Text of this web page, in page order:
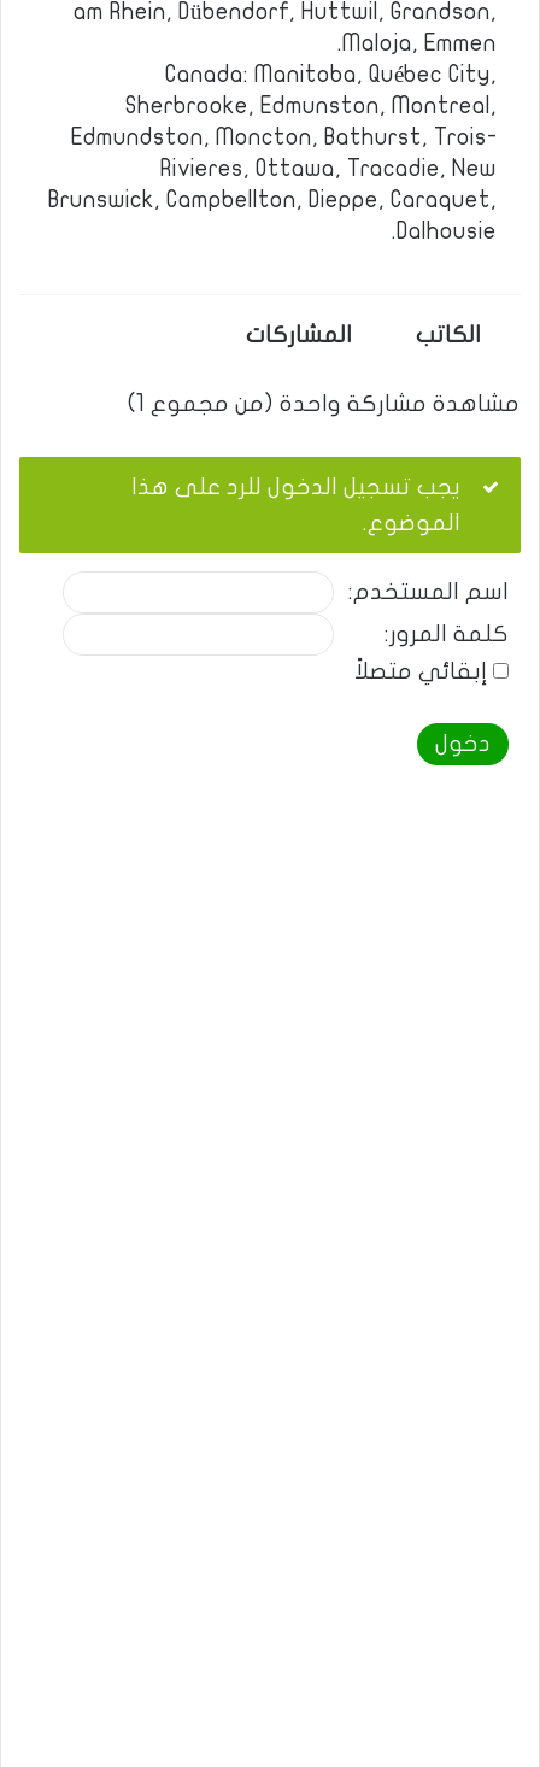
am Rhein, Dübendorf, Huttwil, Grandson,
Maloja, Emmen.
Canada: Manitoba, Québec City,
Sherbrooke, Edmunston, Montreal,
Edmundston, Moncton, Bathurst, Trois-
Rivieres, Ottawa, Tracadie, New
Brunswick, Campbellton, Dieppe, Caraquet,
Dalhousie.
الكاتب المشاركات
مشاهدة مشاركة واحدة (من مجموع 1)
يجب تسجيل الدخول للرد على هذا
الموضوع.
اسم المستخدم:
كلمة المرور:
إبقائي متصلاً
دخول